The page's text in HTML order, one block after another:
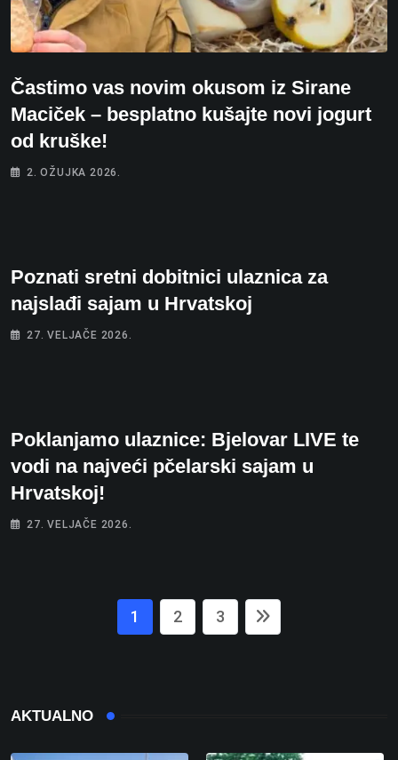
Častimo vas novim okusom iz Sirane
Maciček – besplatno kušajte novi jogurt
od kruške!
2. OŽUJKA 2026.
Poznati sretni dobitnici ulaznica za
najslađi sajam u Hrvatskoj
27. VELJAČE 2026.
Poklanjamo ulaznice: Bjelovar LIVE te
vodi na najveći pčelarski sajam u
Hrvatskoj!
27. VELJAČE 2026.
1 2 3
AKTUALNO